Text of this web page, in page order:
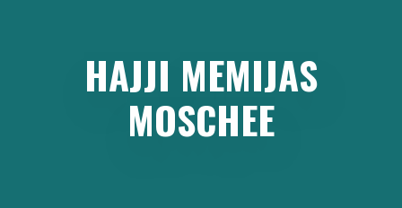
HAJJI MEMIJAS
MOSCHEE